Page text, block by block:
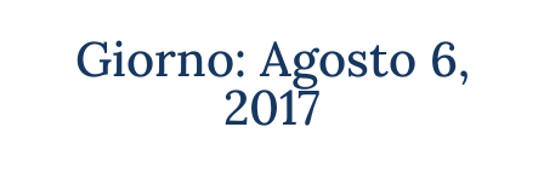
Giorno: Agosto 6,
2017